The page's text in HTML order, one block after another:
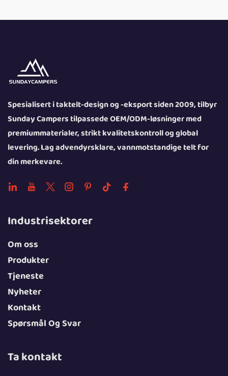
Spesialisert i taktelt-design og -eksport siden 2009, tilbyr
Sunday Campers tilpassede OEM/ODM-løsninger med
premiummaterialer, strikt kvalitetskontroll og global
levering. Lag advendyrsklare, vannmotstandige telt for
din merkevare.
Industrisektorer
Om oss
Produkter
Tjeneste
Nyheter
Kontakt
Spørsmål Og Svar
Ta kontakt